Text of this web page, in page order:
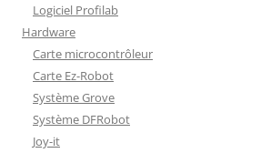
Logiciel Profilab
Hardware
Carte microcontrôleur
Carte Ez-Robot
Système Grove
Système DFRobot
Joy-it